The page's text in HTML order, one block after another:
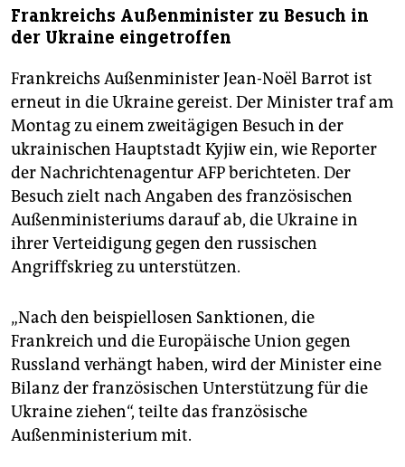
Frankreichs Außenminister zu Besuch in
der Ukraine eingetroffen
Frankreichs Außenminister Jean-Noël Barrot ist
erneut in die Ukraine gereist. Der Minister traf am
Montag zu einem zweitägigen Besuch in der
ukrainischen Hauptstadt Kyjiw ein, wie Reporter
der Nachrichtenagentur AFP berichteten. Der
Besuch zielt nach Angaben des französischen
Außenministeriums darauf ab, die Ukraine in
ihrer Verteidigung gegen den russischen
Angriffskrieg zu unterstützen.
„Nach den beispiellosen Sanktionen, die
Frankreich und die Europäische Union gegen
Russland verhängt haben, wird der Minister eine
Bilanz der französischen Unterstützung für die
Ukraine ziehen“, teilte das französische
Außenministerium mit.